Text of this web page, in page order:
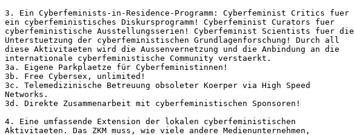
3. Ein Cyberfeminists-in-Residence-Programm: Cyberfeminist Critics fuer
ein cyberfeministisches Diskursprogramm! Cyberfeminist Curators fuer
cyberfeministische Ausstellungsserien! Cyberfeminist Scientists fuer die
Unterstuetzung der cyberfeministischen Grundlagenforschung! Durch all
diese Aktivitaeten wird die Aussenvernetzung und die Anbindung an die
internationale cyberfeministische Community verstaerkt.
3a. Eigene Parkplaetze für Cyberfeministinnen!
3b. Free Cybersex, unlimited!
3c. Telemedizinische Betreuung obsoleter Koerper via High Speed
Networks.
3d. Direkte Zusammenarbeit mit cyberfeministischen Sponsoren!
4. Eine umfassende Extension der lokalen cyberfeministischen
Aktivitaeten. Das ZKM muss, wie viele andere Medienunternehmen,